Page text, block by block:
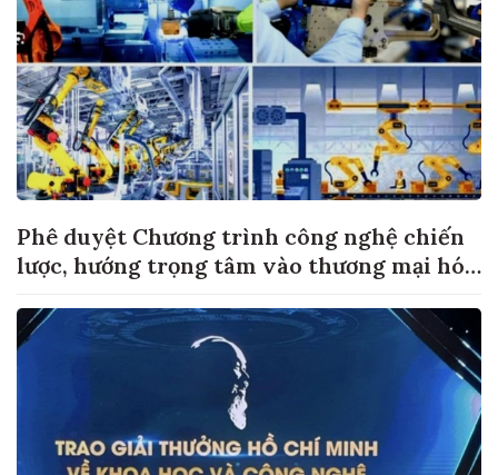
Phê duyệt Chương trình công nghệ chiến
lược, hướng trọng tâm vào thương mại hóa